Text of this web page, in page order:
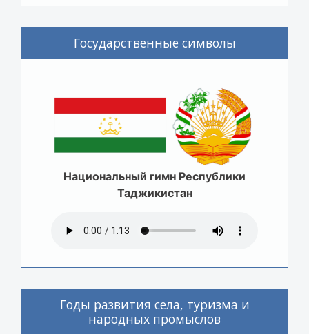
Государственные символы
Национальный гимн Республики
Таджикистан
Годы развития села, туризма и
народных промыслов